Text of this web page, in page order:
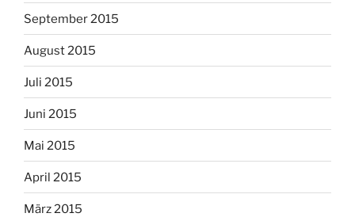
September 2015
August 2015
Juli 2015
Juni 2015
Mai 2015
April 2015
März 2015